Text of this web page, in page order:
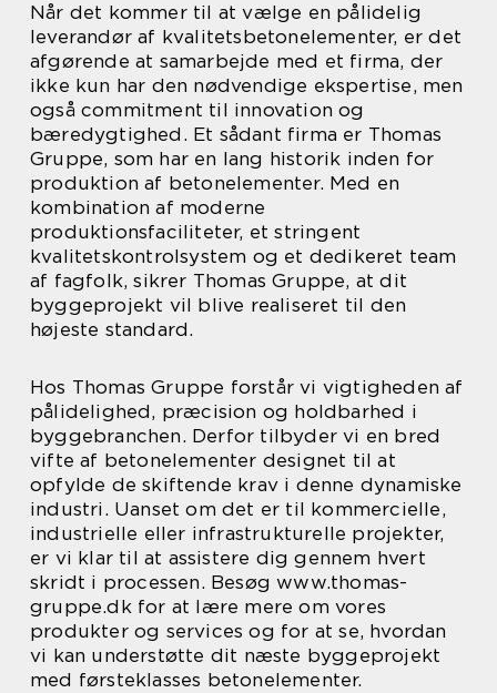
Når det kommer til at vælge en pålidelig
leverandør af kvalitetsbetonelementer, er det
afgørende at samarbejde med et firma, der
ikke kun har den nødvendige ekspertise, men
også commitment til innovation og
bæredygtighed. Et sådant firma er Thomas
Gruppe, som har en lang historik inden for
produktion af betonelementer. Med en
kombination af moderne
produktionsfaciliteter, et stringent
kvalitetskontrolsystem og et dedikeret team
af fagfolk, sikrer Thomas Gruppe, at dit
byggeprojekt vil blive realiseret til den
højeste standard.
Hos Thomas Gruppe forstår vi vigtigheden af
pålidelighed, præcision og holdbarhed i
byggebranchen. Derfor tilbyder vi en bred
vifte af betonelementer designet til at
opfylde de skiftende krav i denne dynamiske
industri. Uanset om det er til kommercielle,
industrielle eller infrastrukturelle projekter,
er vi klar til at assistere dig gennem hvert
skridt i processen. Besøg www.thomas-
gruppe.dk for at lære mere om vores
produkter og services og for at se, hvordan
vi kan understøtte dit næste byggeprojekt
med førsteklasses betonelementer.